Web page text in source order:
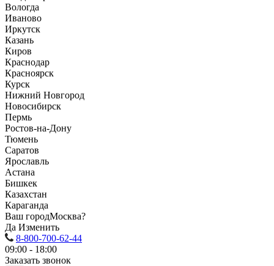
Вологда
Иваново
Иркутск
Казань
Киров
Краснодар
Красноярск
Курск
Нижний Новгород
Новосибирск
Пермь
Ростов-на-Дону
Тюмень
Саратов
Ярославль
Астана
Бишкек
Казахстан
Караганда
Ваш городМосква?
Да Изменить
8-800-700-62-44
09:00 - 18:00
Заказать звонок